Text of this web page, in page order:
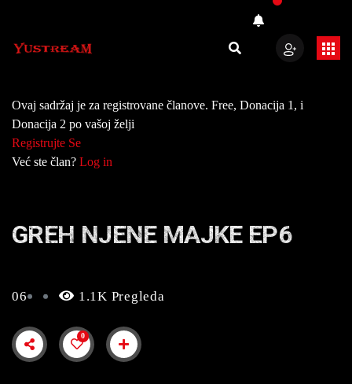
Ovaj sadržaj je za registrovane članove. Free, Donacija 1, i
Donacija 2 po vašoj želji
Registrujte Se
Već ste član? Log in
GREH NJENE MAJKE EP6
06 1.1K Pregleda
0